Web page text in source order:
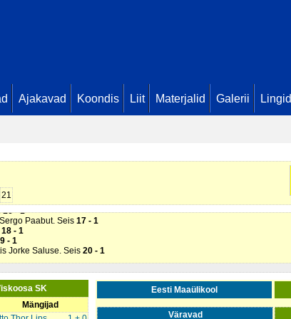
Ajakavad Koondis Liit Materjalid Galerii Lingid
21
Maaülikool). 2 min
8 - 1
Pruulmann (Eesti Maaülikool). 2 min
Marta Mölder. Seis
(Eesti Maaülikool
Orin. Seis
16 - 1
Paabut. Seis 17 - 1
18 - 1
- 1
Jorke Saluse. Seis 20 - 1
SK
Mängijad
Eesti Maaülikool
Väravad